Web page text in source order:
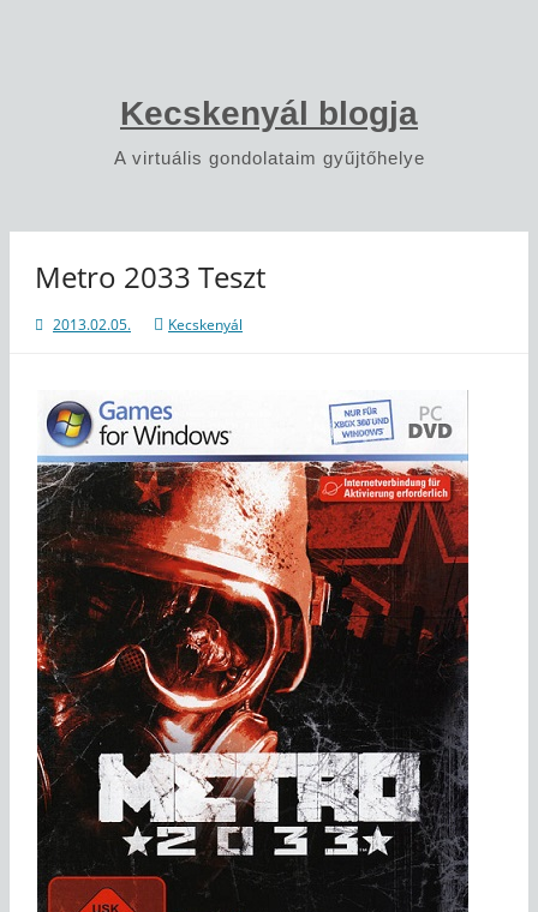
Kecskenyál blogja
A virtuális gondolataim gyűjtőhelye
Metro 2033 Teszt
2013.02.05. Kecskenyál